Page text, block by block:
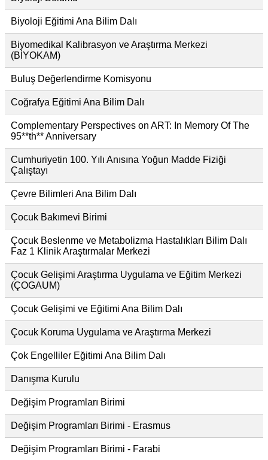
Biyoloji Eğitimi Ana Bilim Dalı
Biyomedikal Kalibrasyon ve Araştırma Merkezi
(BİYOKAM)
Buluş Değerlendirme Komisyonu
Coğrafya Eğitimi Ana Bilim Dalı
Complementary Perspectives on ART: In Memory Of The
95**th** Anniversary
Cumhuriyetin 100. Yılı Anısına Yoğun Madde Fiziği
Çalıştayı
Çevre Bilimleri Ana Bilim Dalı
Çocuk Bakımevi Birimi
Çocuk Beslenme ve Metabolizma Hastalıkları Bilim Dalı
Faz 1 Klinik Araştırmalar Merkezi
Çocuk Gelişimi Araştırma Uygulama ve Eğitim Merkezi
(ÇOGAUM)
Çocuk Gelişimi ve Eğitimi Ana Bilim Dalı
Çocuk Koruma Uygulama ve Araştırma Merkezi
Çok Engelliler Eğitimi Ana Bilim Dalı
Danışma Kurulu
Değişim Programları Birimi
Değişim Programları Birimi - Erasmus
Değişim Programları Birimi - Farabi